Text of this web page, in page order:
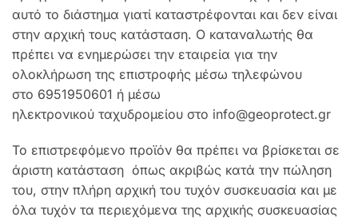
αυτό το διάστημα γιατί καταστρέφονται και δεν είναι
στην αρχική τους κατάσταση. O καταναλωτής θα
πρέπει να ενημερώσει την εταιρεία για την
ολοκλήρωση της επιστροφής μέσω τηλεφώνου
στο 6951950601 ή μέσω
ηλεκτρονικού ταχυδρομείου στο info@geoprotect.gr
Το επιστρεφόμενο προϊόν θα πρέπει να βρίσκεται σε
άριστη κατάσταση όπως ακριβώς κατά την πώληση
του, στην πλήρη αρχική του τυχόν συσκευασία και με
όλα τυχόν τα περιεχόμενα της αρχικής συσκευασίας